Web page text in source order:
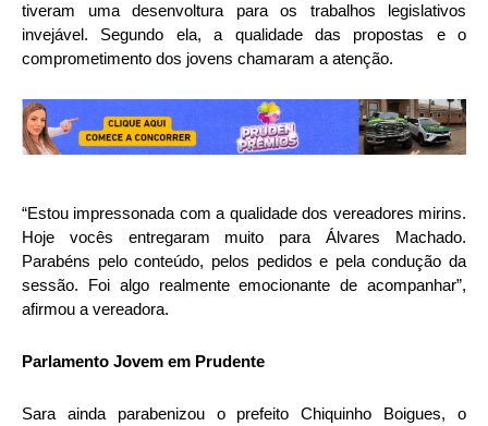
tiveram uma desenvoltura para os trabalhos legislativos
invejável. Segundo ela, a qualidade das propostas e o
comprometimento dos jovens chamaram a atenção.
“Estou impressonada com a qualidade dos vereadores mirins.
Hoje vocês entregaram muito para Álvares Machado.
Parabéns pelo conteúdo, pelos pedidos e pela condução da
sessão. Foi algo realmente emocionante de acompanhar”,
afirmou a vereadora.
Parlamento Jovem em Prudente
Sara ainda parabenizou o prefeito Chiquinho Boigues, o